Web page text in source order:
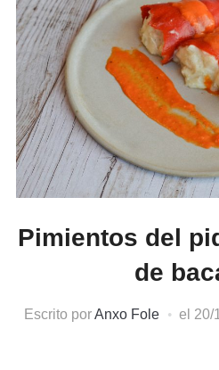
Pimientos del
de
Escrito porAnxo Fole el 20/